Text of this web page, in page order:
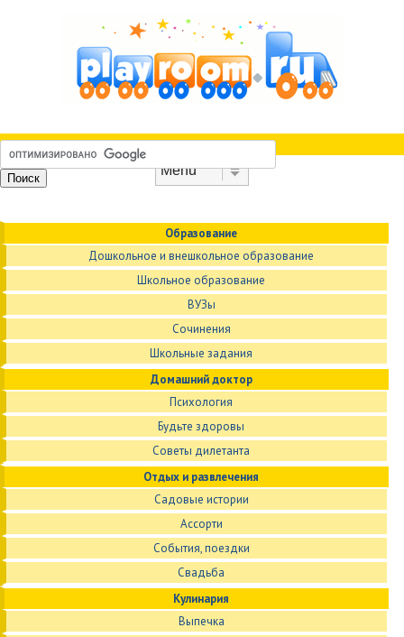
Образование
Дошкольное и внешкольное образование
Школьное образование
ВУЗы
Сочинения
Школьные задания
Домашний доктор
Психология
Будьте здоровы
Советы дилетанта
Отдых и развлечения
Садовые истории
Ассорти
События, поездки
Свадьба
Кулинария
Выпечка